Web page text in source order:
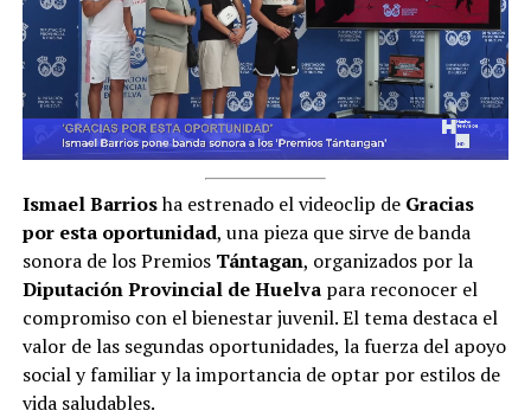
Ismael Barriosha estrenado el videoclip de Gracias
por esta oportunidad, una pieza que sirve de banda
sonora de los Premios Tántagan, organizados por la
Diputación Provincial de Huelvapara reconocer el
compromiso con el bienestar juvenil. El tema destaca el
valor de las segundas oportunidades, la fuerza del apoyo
social y familiar y la importancia de optar por estilos de
vida saludables.